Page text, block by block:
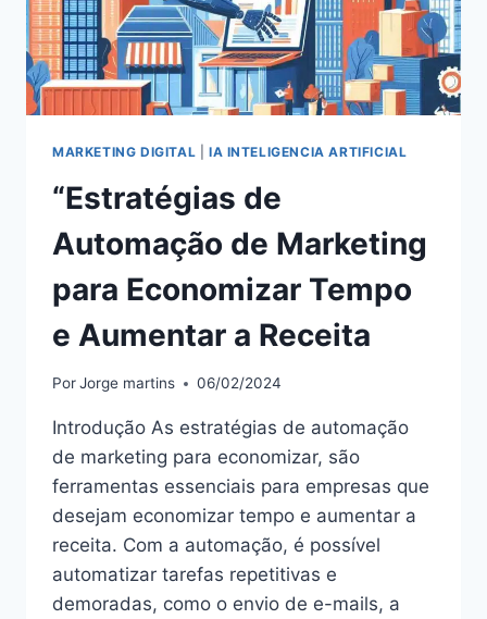
SUCESSO
MARKETING DIGITAL IA INTELIGENCIA ARTIFICIAL
“Estratégias de
Automação de Marketing
para Economizar Tempo
e Aumentar a Receita
PorJorge martins 06/02/2024
Introdução As estratégias de automação
de marketing para economizar, são
ferramentas essenciais para empresas que
desejam economizar tempo e aumentar a
receita. Com a automação, é possível
automatizar tarefas repetitivas e
demoradas, como o envio de e-mails, a